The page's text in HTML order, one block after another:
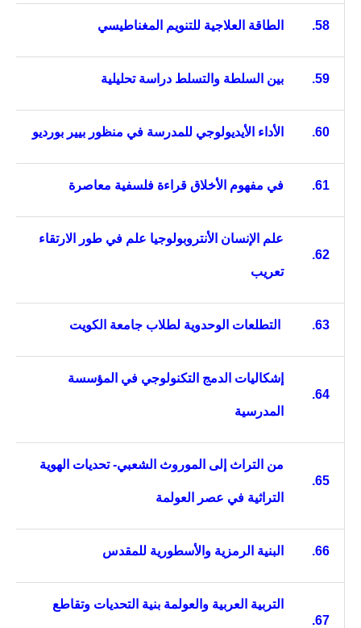
58. الطاقة العلاجية للتنويم المغناطيسي
59. بين السلطة والتسلط دراسة تحليلية
60. الأداء الأيديولوجي للمدرسة في منظور بيير بورديو
61. في مفهوم الأخلاق قراءة فلسفية معاصرة
62.
علم الإنسان الأنتروبولوجيا علم في طور الارتقاء
تعريب
63. التطلعات الوحدوية لطلاب جامعة الكويت
64.
إشكاليات الدمج التكنولوجي في المؤسسة
المدرسية
65.
من التراث إلى الموروث الشعبي- تحديات الهوية
التراثية في عصر العولمة
66. البنية الرمزية والأسطورية للمقدس
67.
التربية العربية والعولمة بنية التحديات وتقاطع